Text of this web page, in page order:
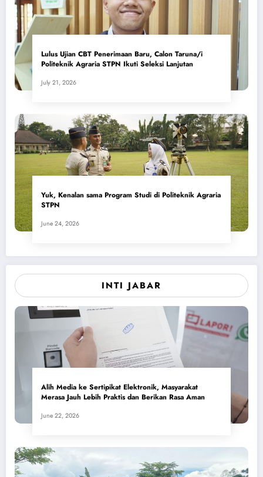
Lulus Ujian CBT Penerimaan Baru, Calon Taruna/i
Politeknik Agraria STPN Ikuti Seleksi Lanjutan
July 21, 2026
Yuk, Kenalan sama Program Studi di Politeknik Agraria
STPN
June 24, 2026
INTI JABAR
Alih Media ke Sertipikat Elektronik, Masyarakat
Merasa Jauh Lebih Praktis dan Berikan Rasa Aman
June 22, 2026